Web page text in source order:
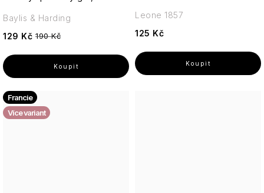
129 Kč 190 Kč
Baylis & Harding
125 Kč
Leone 1857
Francie
Více variant